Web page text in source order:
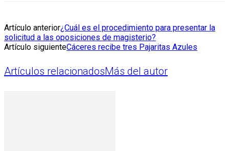
Artículo anterior¿Cuál es el procedimiento para presentar la
solicitud a las oposiciones de magisterio?
Artículo siguienteCáceres recibe tres Pajaritas Azules
Artículos relacionadosMás del autor